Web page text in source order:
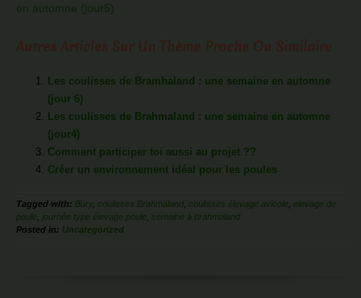
en automne (jour5)
Les coulisses de Bramhaland : une semaine en automne
(jour 6)
Les coulisses de Brahmaland : une semaine en automne
(jour4)
Comment participer toi aussi au projet ??
Créer un environnement idéal pour les poules
Tagged with: Bury, coulisses Brahmaland coulisses élevage avicole elevage de
poule journée type élevage poule semaine à brahmaland
Posted in: Uncategorized